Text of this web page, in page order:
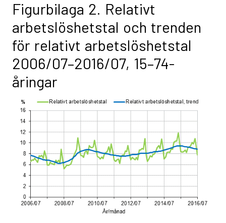
Figurbilaga 2. Relativt
arbetslöshetstal och trenden
för relativt arbetslöshetstal
2006/07–2016/07, 15–74-
åringar